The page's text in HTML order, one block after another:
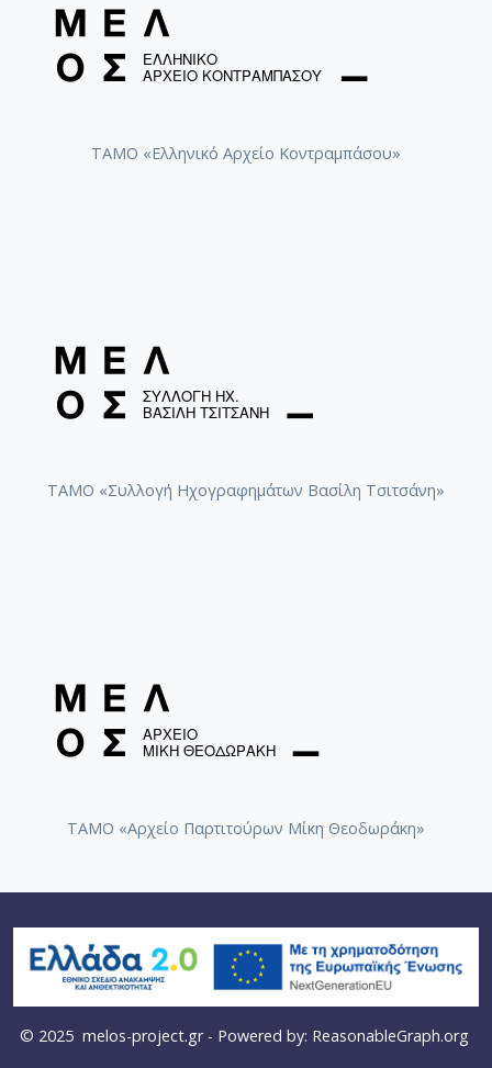
ΤΑΜΟ «Ελληνικό Αρχείο Κοντραμπάσου»
ΤΑΜΟ «Συλλογή Ηχογραφημάτων Βασίλη Τσιτσάνη»
ΤΑΜΟ «Αρχείο Παρτιτούρων Μίκη Θεοδωράκη»
© 2025 melos-project.gr- Powered by: ReasonableGraph.org